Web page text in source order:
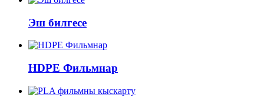
Эш билгесе
HDPE Фильмнар